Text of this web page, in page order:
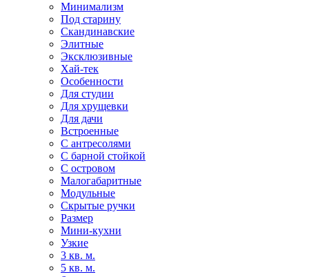
Минимализм
Под старину
Скандинавские
Элитные
Эксклюзивные
Хай-тек
Особенности
Для студии
Для хрущевки
Для дачи
Встроенные
С антресолями
С барной стойкой
С островом
Малогабаритные
Модульные
Скрытые ручки
Размер
Мини-кухни
Узкие
3 кв. м.
5 кв. м.